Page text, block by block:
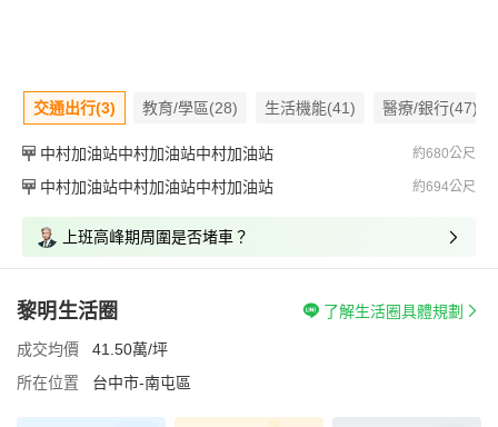
交通出行(3) 教育/學區(28) 生活機能(41) 醫療/銀行(47)
中村加油站中村加油站中村加油站 約680公尺
中村加油站中村加油站中村加油站 約694公尺
上班高峰期周圍是否堵車？
黎明生活圈 了解生活圈具體規劃
成交均價
41.50萬/坪
所在位置
台中市-南屯區